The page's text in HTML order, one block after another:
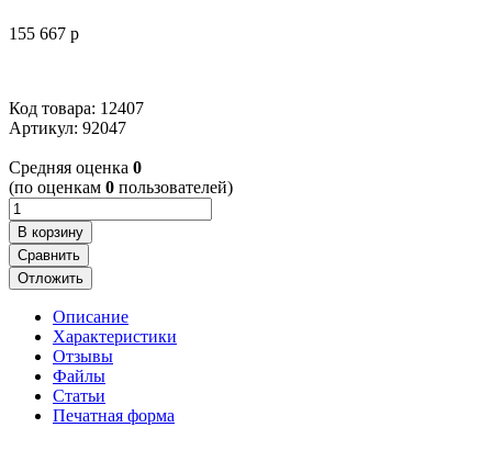
155 667 p
Код товара: 12407
Артикул: 92047
Cредняя оценка 0
(по оценкам 0 пользователей)
В корзину
Сравнить
Отложить
Описание
Характеристики
Отзывы
Файлы
Статьи
Печатная форма